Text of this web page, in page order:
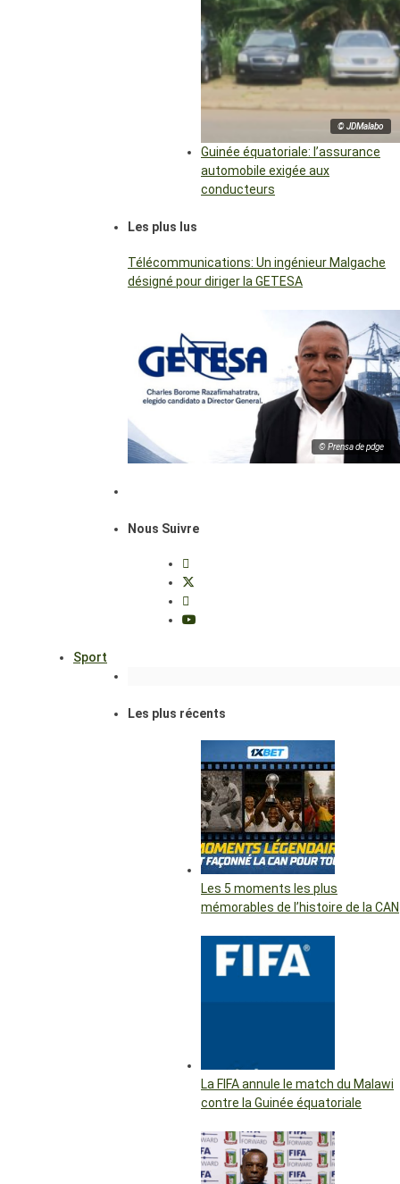
© JDMalabo
Guinée équatoriale: l’assurance
automobile exigée aux
conducteurs
Les plus lus
Télécommunications: Un ingénieur Malgache
désigné pour diriger la GETESA
© Prensa de pdge
Nous Suivre
Sport
Les plus récents
Les 5 moments les plus
mémorables de l’histoire de la CAN
La FIFA annule le match du Malawi
contre la Guinée équatoriale